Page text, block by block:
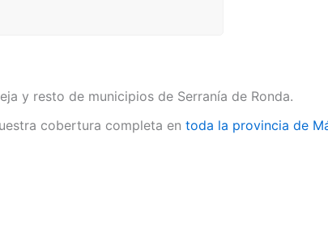
y resto de municipios de Serranía de Ronda.
cobertura completa en toda la provincia de